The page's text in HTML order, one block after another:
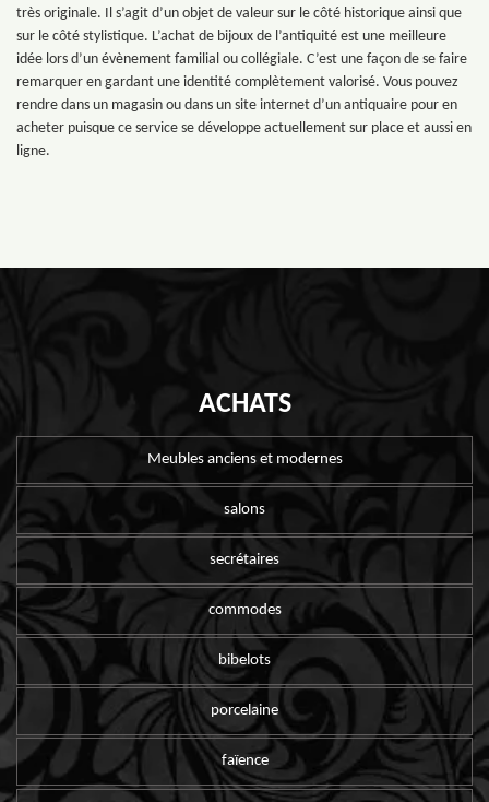
très originale. Il s’agit d’un objet de valeur sur le côté historique ainsi que
sur le côté stylistique. L’achat de bijoux de l’antiquité est une meilleure
idée lors d’un évènement familial ou collégiale. C’est une façon de se faire
remarquer en gardant une identité complètement valorisé. Vous pouvez
rendre dans un magasin ou dans un site internet d’un antiquaire pour en
acheter puisque ce service se développe actuellement sur place et aussi en
ligne.
ACHATS
Meubles anciens et modernes
salons
secrétaires
commodes
bibelots
porcelaine
faïence